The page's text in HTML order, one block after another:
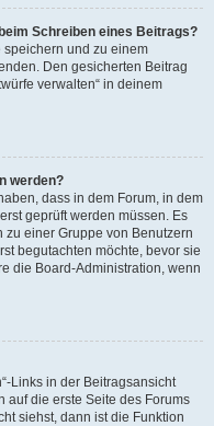
Schreiben eines Beitrags?
speichern und zu einem
Den gesicherten Beitrag
verwalten“ in deinem
werden?
dass in dem Forum, in dem
geprüft werden müssen. Es
einer Gruppe von Benutzern
begutachten möchte, bevor sie
die Board-Administration, wenn
Links in der Beitragsansicht
auf die erste Seite des Forums
siehst, dann ist die Funktion